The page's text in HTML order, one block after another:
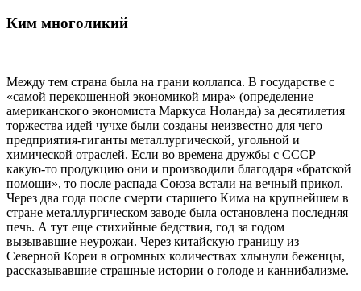
Ким многоликий
Между тем страна была на грани коллапса. В государстве с
«самой перекошенной экономикой мира» (определение
американского экономиста Маркуса Ноланда) за десятилетия
торжества идей чучхе были созданы неизвестно для чего
предприятия-гиганты металлургической, угольной и
химической отраслей. Если во времена дружбы с СССР
какую-то продукцию они и производили благодаря «братской
помощи», то после распада Союза встали на вечный прикол.
Через два года после смерти старшего Кима на крупнейшем в
стране металлургическом заводе была остановлена последняя
печь. А тут еще стихийные бедствия, год за годом
вызывавшие неурожаи. Через китайскую границу из
Северной Кореи в огромных количествах хлынули беженцы,
рассказывавшие страшные истории о голоде и каннибализме.